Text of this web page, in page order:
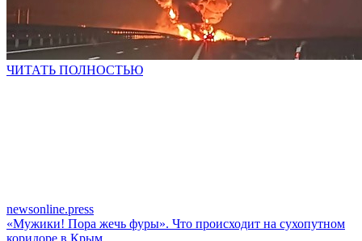
ЧИТАТЬ ПОЛНОСТЬЮ
newsonline.press
«Мужики! Пора жечь фуры». Что происходит на сухопутном
коридоре в Крым